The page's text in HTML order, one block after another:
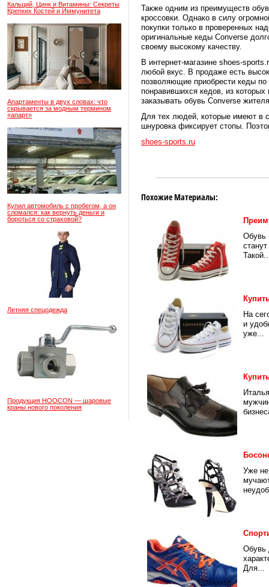
Кальций, Цинк и Витамины: Секреты
Крепких Костей и Иммунитета
Апартаменты в двух словах: что
скрывается за модным термином
«апарт»
Купил автомобиль с пробегом, а он
сломался: как вернуть деньги и
бороться со страховой?
Летняя спецодежда
Продукция HOOCON — шаровые
краны нового поколения
Также одним из преимуществ
кроссовки. Однако в силу
покупки только в проверенных
оригинальные кеды Converse
своему высокому качеству.
В интернет-магазине shoes-
любой вкус. В продаже есть
позволяющие приобрести кеды
понравившихся кедов, из
заказывать обувь Converse
Для тех людей, которые имеют в
шнуровка фиксирует стопы.
shoes-sports.ru
Похожие Материалы:
Обувь
На
и
уже...
Уже
Обувь
Для...